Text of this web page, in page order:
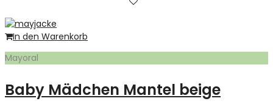
In den Warenkorb
Mayoral
Baby Mädchen Mantel beige